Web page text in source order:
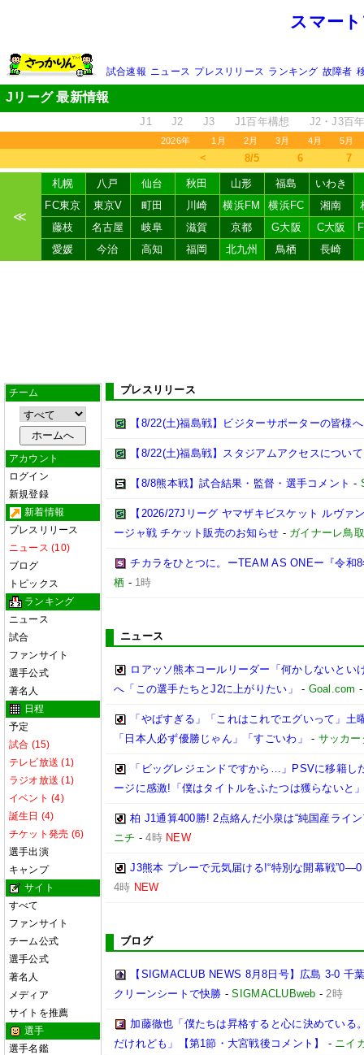
スマー
試合速報 ニュース プレスリリース ランキング 故障者
Jリーグ 最新情報
J1 J2 J3 J1百年構想 J2・J3百
2026年 1月 2月 3月 4月 5月
＜ 8/5 6 7
≪
札幌 八戸 仙台 秋田 山形 福島
いわき
FC東京
東京V 町田 川崎 横浜FM 横浜FC 湘南
藤枝
名古屋 岐阜 滋賀 京都 G大阪 C大阪
愛媛
今治 高知 福岡 北九州 鳥栖 長崎
チーム
アカウント
ログイン
新規登録
新着情報
プレスリリース
ニュース (10)
ブログ
トピックス
ランキング
ニュース
試合
ファンサイト
選手公式
著名人
日程
予定
試合 (15)
テレビ放送 (1)
ラジオ放送 (1)
イベント (4)
誕生日 (4)
チケット発売 (6)
選手出演
キャンプ
サイト
すべて
ファンサイト
チーム公式
選手公式
著名人
メディア
サイトを推薦
選手
選手名鑑
プレスリリース
【8/22(土)福島戦】ビジターサポーターの皆様へ
【8/22(土)福島戦】スタジアムアクセスについて
【8/8熊本戦】試合結果・監督・選手コメント -
【2026/27Jリーグ ヤマザキビスケット ルヴ
ージャ戦 チケット販売のお知らせ - ガイナーレ鳥取
チカラをひとつに。ーTEAM AS ONEー『令和
栖 - 1時
ニュース
ロアッソ熊本コールリーダー「何かしないと
へ「この選手たちとJ2に上がりたい」
- Goal.com
「やばすぎる」「これはこれでエグいって」
「日本人必ず優勝じゃん」「すごいわ」
- サッカ
「ビッグレジェンドですから…」PSVに移籍し
ージに感激!「僕はタイトルをふたつは獲らないと
柏 J1通算400勝! 2点絡んだ小泉は“純国産ライ
ニチ -4時 NEW
J3熊本 プレーで元気届ける!“特別な開幕戦
4時 NEW
ブログ
【SIGMACLUB NEWS 8月8日号】広島 3-0
クリーンシートで快勝 -SIGMACLUBweb -2時
加藤徹也「僕たちは昇格すると心に決めてい
だけれども」【第1節・大宮戦後コメント】
- ニイ